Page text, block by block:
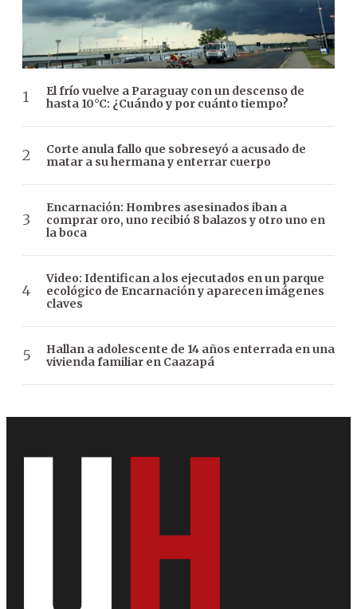
El frío vuelve a Paraguay con un descenso de
hasta 10°C: ¿Cuándo y por cuánto tiempo?
Corte anula fallo que sobreseyó a acusado de
matar a su hermana y enterrar cuerpo
Encarnación: Hombres asesinados iban a
comprar oro, uno recibió 8 balazos y otro uno en
la boca
Video: Identifican a los ejecutados en un parque
ecológico de Encarnación y aparecen imágenes
claves
Hallan a adolescente de 14 años enterrada en una
vivienda familiar en Caazapá